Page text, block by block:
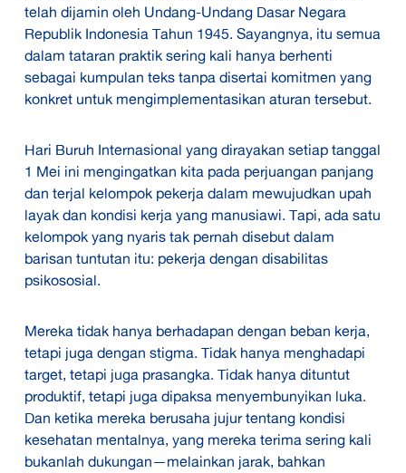
telah dijamin oleh Undang-Undang Dasar Negara
Republik Indonesia Tahun 1945. Sayangnya, itu semua
dalam tataran praktik sering kali hanya berhenti
sebagai kumpulan teks tanpa disertai komitmen yang
konkret untuk mengimplementasikan aturan tersebut.
Hari Buruh Internasional yang dirayakan setiap tanggal
1 Mei ini mengingatkan kita pada perjuangan panjang
dan terjal kelompok pekerja dalam mewujudkan upah
layak dan kondisi kerja yang manusiawi. Tapi, ada satu
kelompok yang nyaris tak pernah disebut dalam
barisan tuntutan itu: pekerja dengan disabilitas
psikososial.
Mereka tidak hanya berhadapan dengan beban kerja,
tetapi juga dengan stigma. Tidak hanya menghadapi
target, tetapi juga prasangka. Tidak hanya dituntut
produktif, tetapi juga dipaksa menyembunyikan luka.
Dan ketika mereka berusaha jujur tentang kondisi
kesehatan mentalnya, yang mereka terima sering kali
bukanlah dukungan—melainkan jarak, bahkan